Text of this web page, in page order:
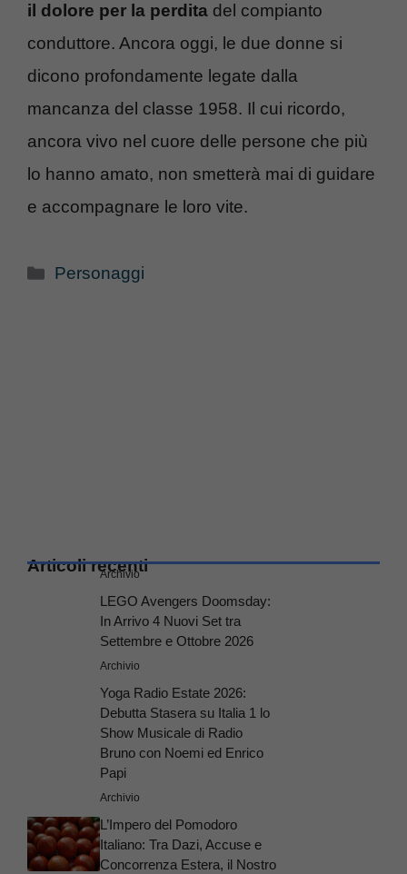
il dolore per la perdita del compianto
conduttore. Ancora oggi, le due donne si
dicono profondamente legate dalla
mancanza del classe 1958. Il cui ricordo,
ancora vivo nel cuore delle persone che più
lo hanno amato, non smetterà mai di guidare
e accompagnare le loro vite.
Categorie
Personaggi
Articoli recenti
Archivio
LEGO Avengers Doomsday:
In Arrivo 4 Nuovi Set tra
Settembre e Ottobre 2026
Archivio
Yoga Radio Estate 2026:
Debutta Stasera su Italia 1 lo
Show Musicale di Radio
Bruno con Noemi ed Enrico
Papi
Archivio
L’Impero del Pomodoro
Italiano: Tra Dazi, Accuse e
Concorrenza Estera, il Nostro